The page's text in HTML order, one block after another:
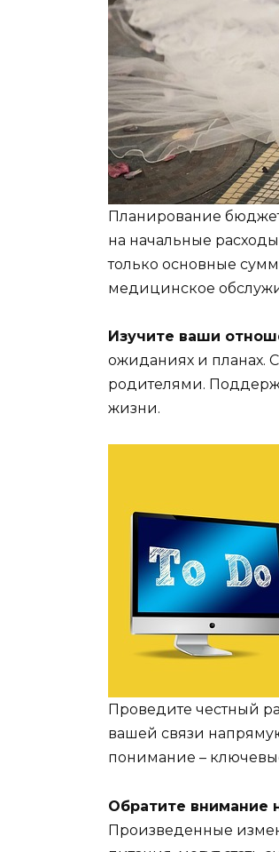
Планирование
на начальные
только основные
медицинское
Изучите ваши
ожиданиях и планах.
родителями.
жизни.
Проведите честный
вашей связи
понимание –
Обратите внимание
Произведенные